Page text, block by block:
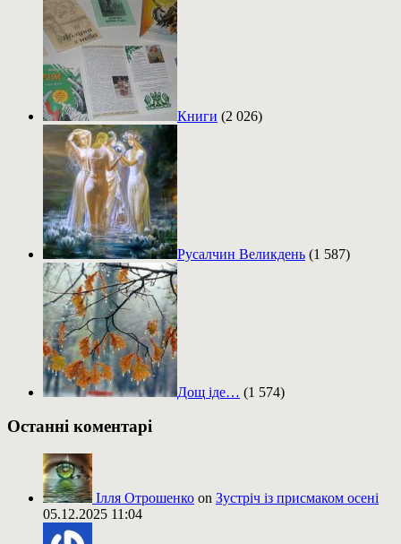
Книги (2 026)
Русалчин Великдень (1 587)
Дощ іде… (1 574)
Останні коментарі
Ілля Отрошенко on Зустріч із присмаком осені
05.12.2025 11:04